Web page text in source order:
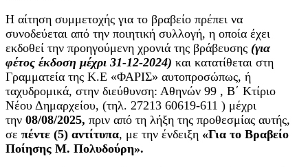
Η αίτηση συμμετοχής για το βραβείο πρέπει να
συνοδεύεται από την ποιητική συλλογή, η οποία έχει
εκδοθεί την προηγούμενη χρονιά της βράβευσης (για
φέτος έκδοση μέχρι 31-12-2024) και κατατίθεται στη
Γραμματεία της Κ.Ε «ΦΑΡΙΣ» αυτοπροσώπως, ή
ταχυδρομικά, στην διεύθυνση: Αθηνών 99 , Β΄ Κτίριο
Νέου Δημαρχείου, (τηλ. 27213 60619-611 ) μέχρι
την 08/08/2025, πριν από τη λήξη της προθεσμίας αυτής,
σε πέντε (5) αντίτυπα, με την ένδειξη «Για το Βραβείο
Ποίησης Μ. Πολυδούρη».